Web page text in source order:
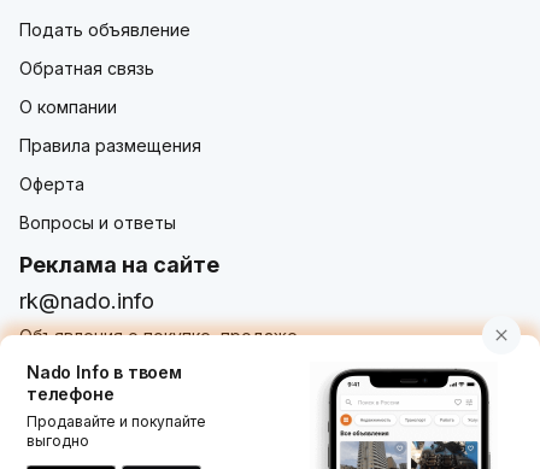
Подать объявление
Обратная связь
О компании
Правила размещения
Оферта
Вопросы и ответы
Реклама на сайте
rk@nado.info
Объявления о покупке, продаже,
услугах от частных лиц и организаций
Использование nado.info, в том числе и размещение
Nado Info в твоем
телефоне
Продавайте и покупайте
выгодно